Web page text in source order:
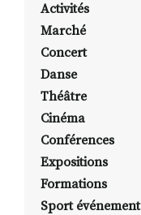
Activités
Marché
Concert
Danse
Théâtre
Cinéma
Conférences
Expositions
Formations
Sport événement